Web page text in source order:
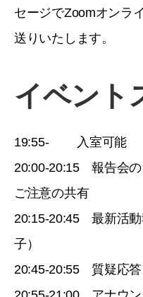
セージでZoomオンラ
送りいたします。
イベント
19:55- 入室可能
20:00-20:15 報告会
ご注意の共有
20:15-20:45 最新活
子）
20:45-20:55 質疑応答